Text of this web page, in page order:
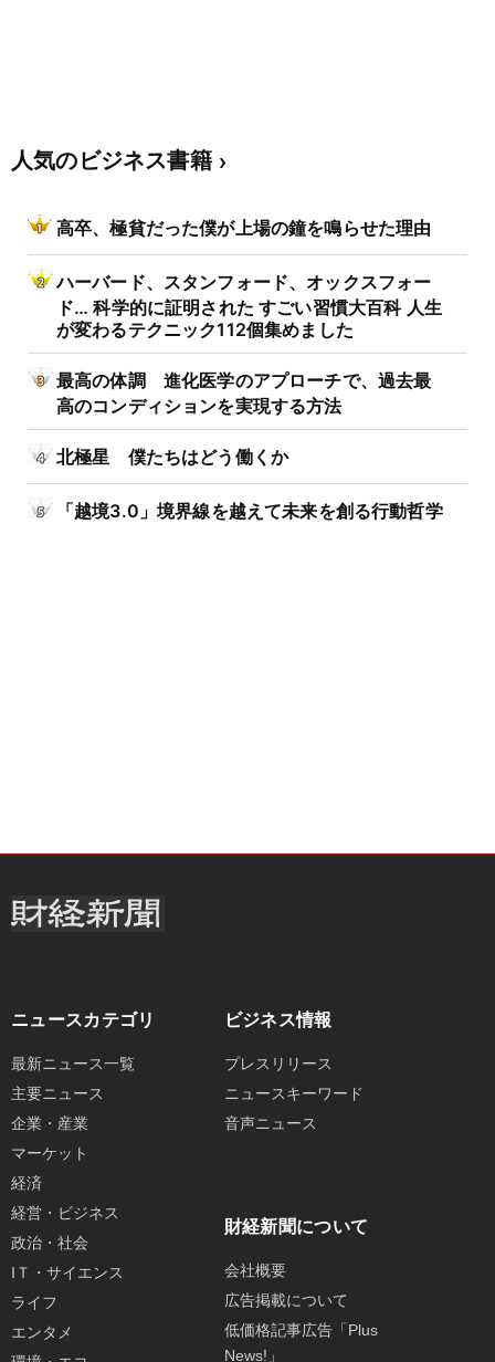
人気のビジネス書籍
高卒、極貧だった僕が上場の鐘を鳴らせた理由
ハーバード、スタンフォード、オックスフォー
ド… 科学的に証明された すごい習慣大百科 人生
が変わるテクニック112個集めました
最高の体調 進化医学のアプローチで、過去最
高のコンディションを実現する方法
北極星 僕たちはどう働くか
「越境3.0」境界線を越えて未来を創る行動哲学
ニュースカテゴリ
最新ニュース一覧
主要ニュース
企業・産業
マーケット
経済
経営・ビジネス
政治・社会
IＴ・サイエンス
ライフ
エンタメ
ビジネス情報
プレスリリース
ニュースキーワード
音声ニュース
財経新聞について
会社概要
広告掲載について
低価格記事広告「Plus
News!」